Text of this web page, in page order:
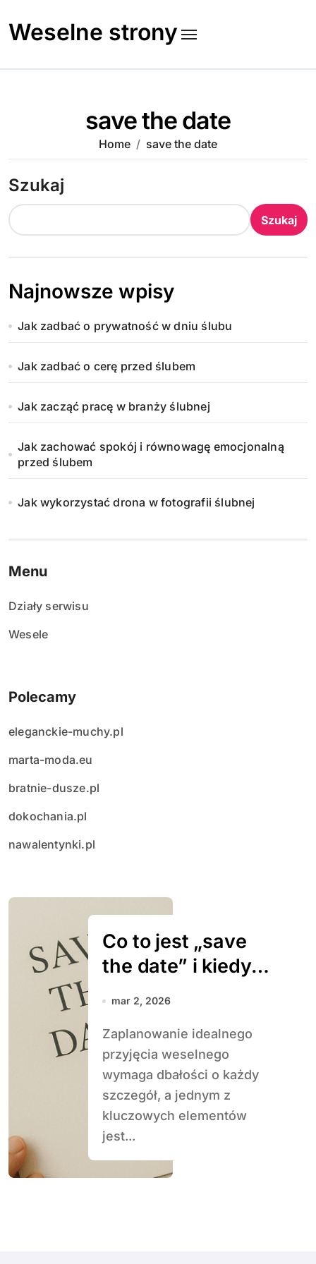
to
content
Weselne strony
save the date
Home save the date
Szukaj
Szukaj
Najnowsze wpisy
Jak zadbać o prywatność w dniu ślubu
Jak zadbać o cerę przed ślubem
Jak zacząć pracę w branży ślubnej
Jak zachować spokój i równowagę emocjonalną
przed ślubem
Jak wykorzystać drona w fotografii ślubnej
Menu
Działy serwisu
Wesele
Polecamy
eleganckie-muchy.pl
marta-moda.eu
bratnie-dusze.pl
dokochania.pl
nawalentynki.pl
Co to jest „save
the date” i kiedy
je wysłać
mar 2, 2026
Zaplanowanie idealnego
przyjęcia weselnego
wymaga dbałości o każdy
szczegół, a jednym z
kluczowych elementów
jest...